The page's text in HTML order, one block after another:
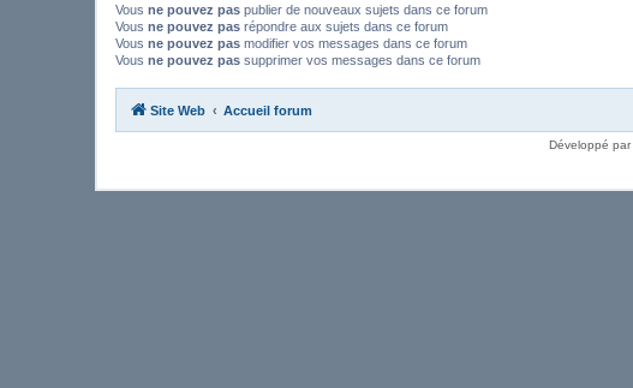
Vous ne pouvez pas publier de nouveaux sujets dans ce forum
Vous ne pouvez pas répondre aux sujets dans ce forum
Vous ne pouvez pas modifier vos messages dans ce forum
Vous ne pouvez pas supprimer vos messages dans ce forum
Site Web Accueil forum
Développé par